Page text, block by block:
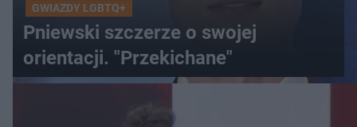
GWIAZDY LGBTQ+
Pniewski szczerze o swojej
orientacji. "Przekichane"